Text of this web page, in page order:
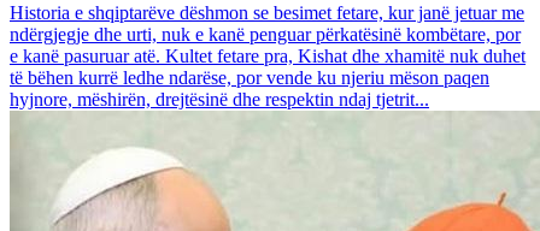
Historia e shqiptarëve dëshmon se besimet fetare, kur janë jetuar me
ndërgjegje dhe urti, nuk e kanë penguar përkatësinë kombëtare, por
e kanë pasuruar atë. Kultet fetare pra, Kishat dhe xhamitë nuk duhet
të bëhen kurrë ledhe ndarëse, por vende ku njeriu mëson paqen
hyjnore, mëshirën, drejtësinë dhe respektin ndaj tjetrit...